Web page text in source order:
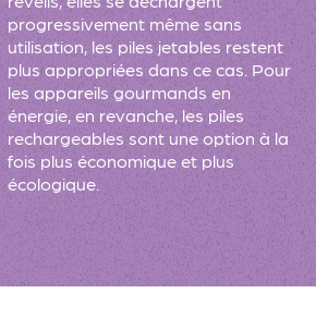
progressivement même sans
utilisation, les piles jetables restent
plus appropriées dans ce cas. Pour
les appareils gourmands en
énergie, en revanche, les piles
rechargeables sont une option à la
fois plus économique et plus
écologique.